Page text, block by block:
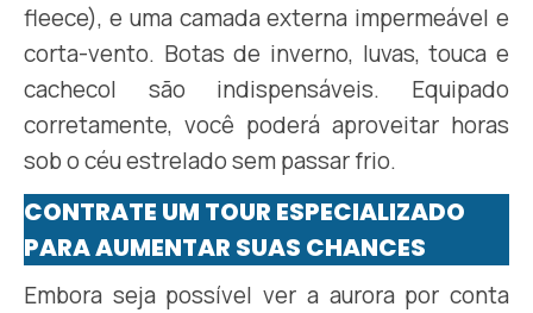
fleece), e uma camada externa impermeável e
corta-vento. Botas de inverno, luvas, touca e
cachecol são indispensáveis. Equipado
corretamente, você poderá aproveitar horas
sob o céu estrelado sem passar frio.
CONTRATE UM TOUR ESPECIALIZADO
PARA AUMENTAR SUAS CHANCES
Embora seja possível ver a aurora por conta